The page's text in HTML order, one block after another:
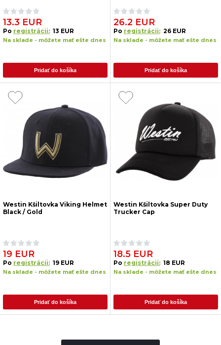
13.3 EUR
Po registrácii: 13 EUR
Na sklade - môžete mať ešte dnes
Pridať do košíka
26.2 EUR
Po registrácii: 26 EUR
Na sklade - môžete mať ešte dnes
Pridať do košíka
Westin Kšiltovka Viking Helmet
Black / Gold
19 EUR
Po registrácii: 19 EUR
Na sklade - môžete mať ešte dnes
Pridať do košíka
Westin Kšiltovka Super Duty
Trucker Cap
18.5 EUR
Po registrácii: 18 EUR
Na sklade - môžete mať ešte dnes
Pridať do košíka